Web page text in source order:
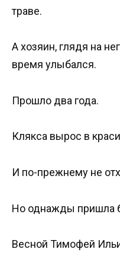
траве.
А хозяин, глядя на
время улыбался.
Прошло два года.
Клякса вырос в
И по-прежнему не
Но однажды пришла
Весной Тимофей